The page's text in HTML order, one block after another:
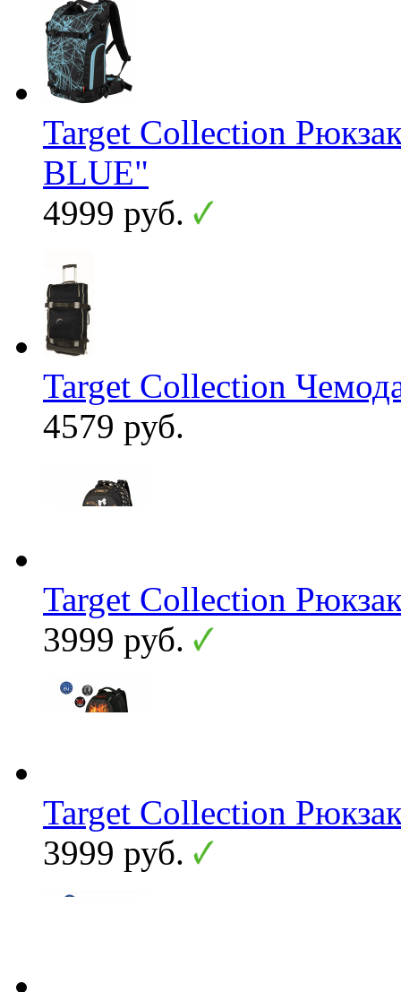
Target Collection
BLUE"
4999 руб.
Target Collection
4579 руб.
Target Collection
3999 руб.
Target Collection
3999 руб.